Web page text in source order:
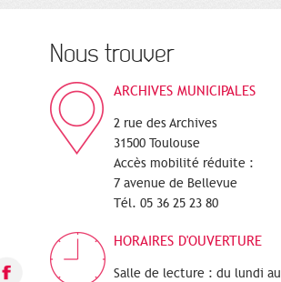
Nous trouver
ARCHIVES MUNICIPALES
2 rue des Archives
31500 Toulouse
Accès mobilité réduite :
7 avenue de Bellevue
Tél. 05 36 25 23 80
HORAIRES D'OUVERTURE
Salle de lecture : du lundi au